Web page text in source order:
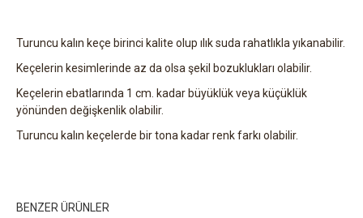
Turuncu kalın keçe birinci kalite olup ılık suda rahatlıkla yıkanabilir.
Keçelerin kesimlerinde az da olsa şekil bozuklukları olabilir.
Keçelerin ebatlarında 1 cm. kadar büyüklük veya küçüklük
yönünden değişkenlik olabilir.
Turuncu kalın keçelerde bir tona kadar renk farkı olabilir.
BENZER ÜRÜNLER